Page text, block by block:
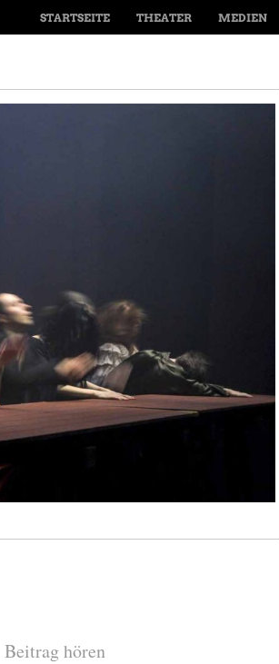
MENÜ
SPRINGE ZUM INHALT
STARTSEITE THEATER MEDIEN
Beitrag hören